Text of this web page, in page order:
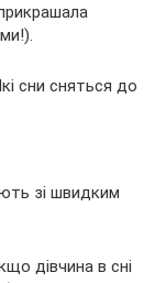
зі швидким
дівчина в сні